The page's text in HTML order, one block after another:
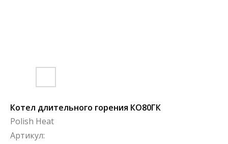
Котел длительного горения КО80ГК
Polish Heat
Артикул: